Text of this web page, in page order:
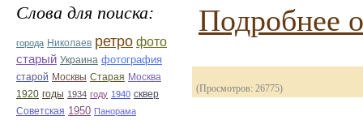
Слова для поиска:
города Николаев ретро фото
старый Украина фотография
старой Москвы Старая Москва
1920 годы 1934 году 1940 сквер
Советская 1950 Панорама
Подробнее
(Просмотров: 26775)